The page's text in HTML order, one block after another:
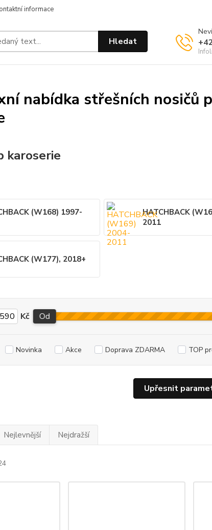
informace
Hledat
nabídka střešních nosičů
karoserie
(W168) 1997-
HATCHBACK
2011
(W177), 2018+
Upřesnit
Kč Od
Novinka Akce Doprava ZDARMA TOP
Nejlevnější Nejdražší